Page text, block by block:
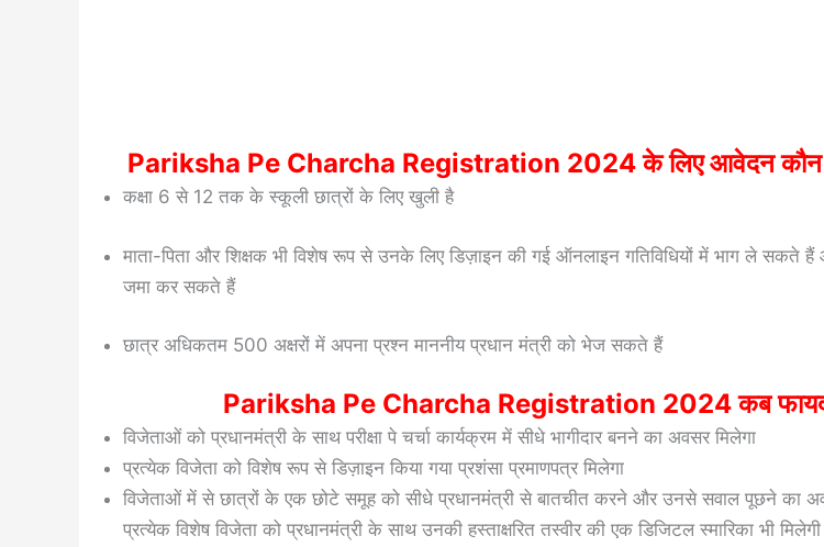
Pariksha Pe Charcha Registration 2024 के लिए आवेदन
कक्षा 6 से 12 तक के स्कूली छात्रों के लिए खुली है
माता-पिता और शिक्षक भी विशेष रूप से उनके लिए डिज़ाइन की गई ऑनलाइन गतिविधियों में भाग ले सकते हैं
जमा कर सकते हैं
छात्र अधिकतम 500 अक्षरों में अपना प्रश्न माननीय प्रधान मंत्री को भेज सकते हैं
Pariksha Pe Charcha Registration 2024 कब
विजेताओं को प्रधानमंत्री के साथ परीक्षा पे चर्चा कार्यक्रम में सीधे भागीदार बनने का अवसर मिलेगा
प्रत्येक विजेता को विशेष रूप से डिज़ाइन किया गया प्रशंसा प्रमाणपत्र मिलेगा
विजेताओं में से छात्रों के एक छोटे समूह को सीधे प्रधानमंत्री से बातचीत करने और उनसे सवाल पूछने का
प्रत्येक विशेष विजेता को प्रधानमंत्री के साथ उनकी हस्ताक्षरित तस्वीर की एक डिजिटल स्मारिका भी मिलेगी